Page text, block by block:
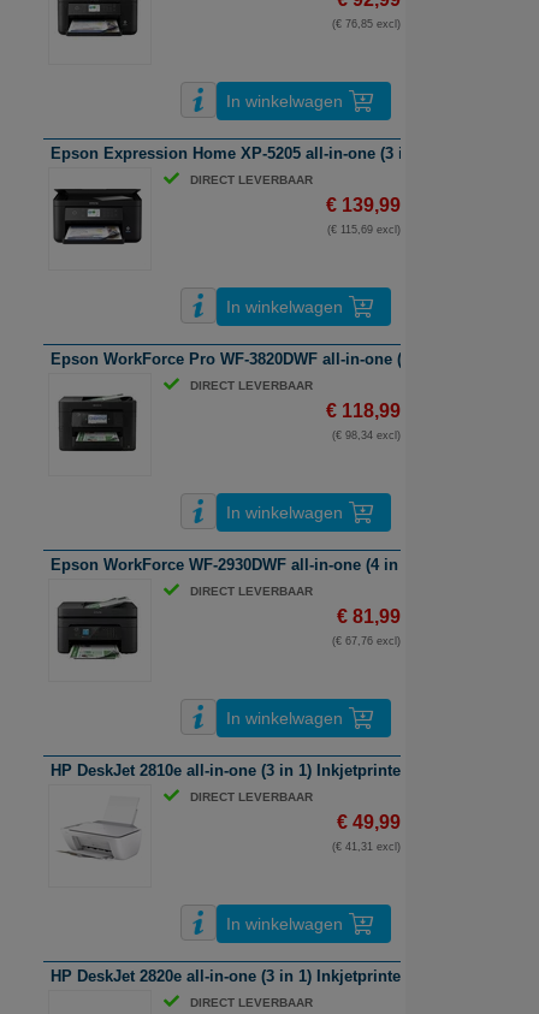
(€ 76,85 excl)
In winkelwagen
Epson Expression Home XP-5205 all-in-one (3 in 1) inkjetprinter
DIRECT LEVERBAAR
€ 139,99
(€ 115,69 excl)
In winkelwagen
Epson WorkForce Pro WF-3820DWF all-in-one (4 in 1)
DIRECT LEVERBAAR
€ 118,99
(€ 98,34 excl)
In winkelwagen
Epson WorkForce WF-2930DWF all-in-one (4 in 1) Inkjetprinter |
DIRECT LEVERBAAR
€ 81,99
(€ 67,76 excl)
In winkelwagen
HP DeskJet 2810e all-in-one (3 in 1) Inkjetprinter | A4 | kleur | wifi
DIRECT LEVERBAAR
€ 49,99
(€ 41,31 excl)
In winkelwagen
HP DeskJet 2820e all-in-one (3 in 1) Inkjetprinter | A4 | kleur | wifi
DIRECT LEVERBAAR